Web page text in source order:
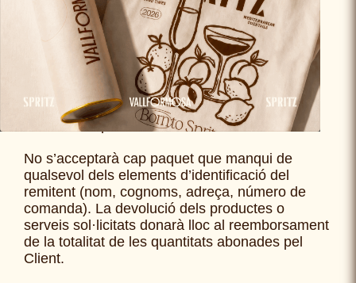
Només serà responsable de la disminució del
valor dels béns resultant d’una manipulació
diferent de la necessària per establir la
naturalesa, les característiques i el
funcionament dels béns. És obligatori retornar
els productes correctament protegits, en el seu
embalatge original i en perfecte estat per a la
seva venda posterior.
No s’acceptarà cap paquet que manqui de
qualsevol dels elements d’identificació del
remitent (nom, cognoms, adreça, número de
comanda). La devolució dels productes o
serveis sol·licitats donarà lloc al reemborsament
de la totalitat de les quantitats abonades pel
Client.